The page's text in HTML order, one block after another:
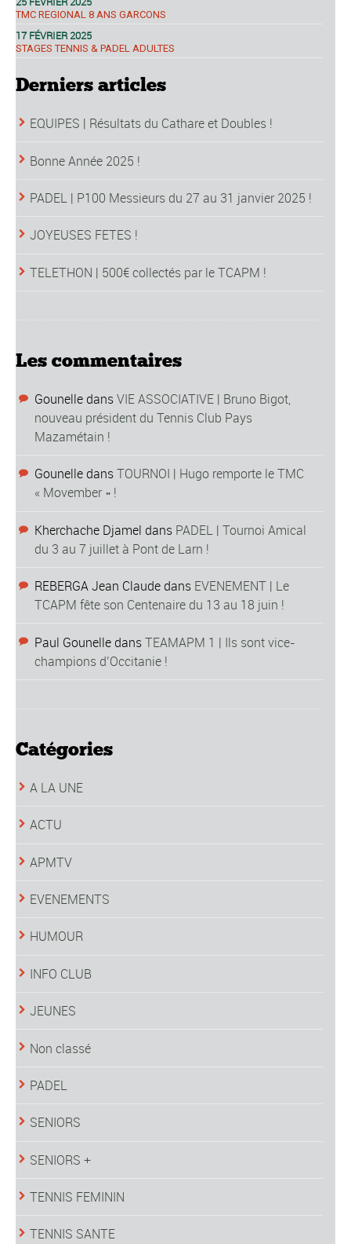
TMC REGIONAL 8 ANS GARCONS
17 FÉVRIER 2025
STAGES TENNIS & PADEL ADULTES
Derniers articles
EQUIPES | Résultats du Cathare et Doubles !
Bonne Année 2025 !
PADEL | P100 Messieurs du 27 au 31 janvier 2025 !
JOYEUSES FETES !
TELETHON | 500€ collectés par le TCAPM !
Les commentaires
Gounelle dansVIE ASSOCIATIVE | Bruno Bigot,
nouveau président du Tennis Club Pays
Mazamétain !
Gounelle dansTOURNOI | Hugo remporte le TMC
« Movember » !
Kherchache Djamel dans PADEL | Tournoi Amical
du 3 au 7 juillet à Pont de Larn !
REBERGA Jean Claude dans EVENEMENT | Le
TCAPM fête son Centenaire du 13 au 18 juin !
Paul Gounelle dansTEAMAPM 1 | Ils sont vice-
champions d’Occitanie !
Catégories
A LA UNE
ACTU
APMTV
EVENEMENTS
HUMOUR
INFO CLUB
JEUNES
Non classé
PADEL
SENIORS
SENIORS +
TENNIS FEMININ
TENNIS SANTE